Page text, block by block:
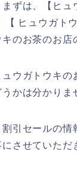
ずは、【ヒ
【 ヒュウガト
のお茶のお店
ウガトウキ
かは分かりま
引セールの
させていただ